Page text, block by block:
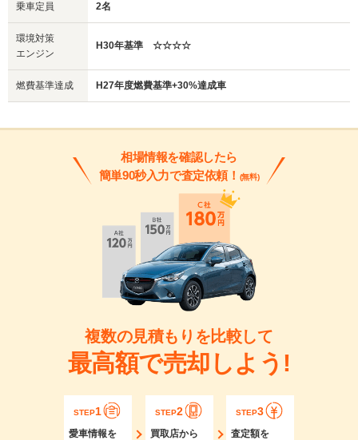
乗車定員 2名
環境対策
エンジン
H30年基準 ☆☆☆☆
燃費基準達成 H27年度燃費基準+30%達成車
相場情報を確認したら
簡単90秒入力で査定依頼！ (無料)
複数の見積もりを比較して
最高額で売却しよう!
STEP1
愛車情報を
STEP2
買取店から
STEP3
査定額を